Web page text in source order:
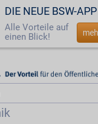
DIE NEUE BSW-APP
Alle Vorteile auf
einen Blick!